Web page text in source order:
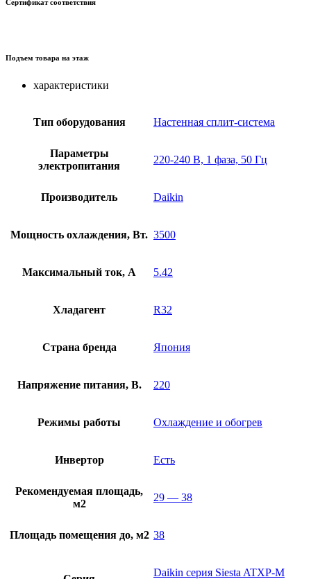
Сертификат соответствия
Подъем товара на этаж
характеристики
Тип оборудования Настенная сплит-система
Параметры
электропитания
220-240 В, 1 фаза, 50 Гц
Производитель Daikin
Мощность охлаждения, Вт. 3500
Максимальный ток, А 5.42
Хладагент R32
Страна бренда Япония
Напряжение питания, В. 220
Режимы работы Охлаждение и обогрев
Инвертор Есть
Рекомендуемая площадь,
м2
29 — 38
Площадь помещения до, м2 38
Daikin серия Siesta ATXP-M